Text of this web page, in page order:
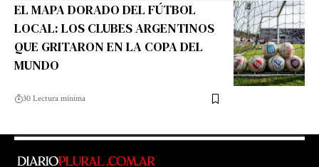
EL MAPA DORADO DEL FÚTBOL
LOCAL: LOS CLUBES ARGENTINOS
QUE GRITARON EN LA COPA DEL
MUNDO
30 Lectura mínima